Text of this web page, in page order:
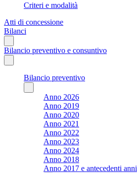
Criteri e modalità
Atti di concessione
Bilanci
Bilancio preventivo e consuntivo
Bilancio preventivo
Anno 2026
Anno 2019
Anno 2020
Anno 2021
Anno 2022
Anno 2023
Anno 2024
Anno 2018
Anno 2017 e antecedenti anni